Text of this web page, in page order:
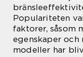
Populariteten
faktorer, såsom
egenskaper och
modeller har